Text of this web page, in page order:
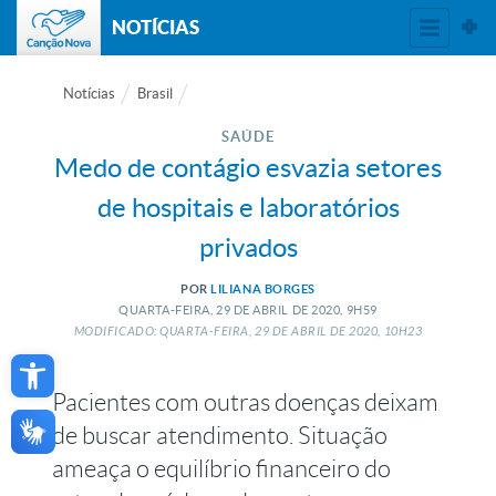
Open toolbar
NOTÍCIAS
Notícias Brasil
SAÚDE
Medo de contágio esvazia setores
de hospitais e laboratórios
privados
PORLILIANA BORGES
QUARTA-FEIRA, 29 DE ABRIL DE 2020, 9H59
MODIFICADO: QUARTA-FEIRA, 29DEABRIL DE2020, 10H23
Pacientes com outras doenças deixam
de buscar atendimento. Situação
ameaça o equilíbrio financeiro do